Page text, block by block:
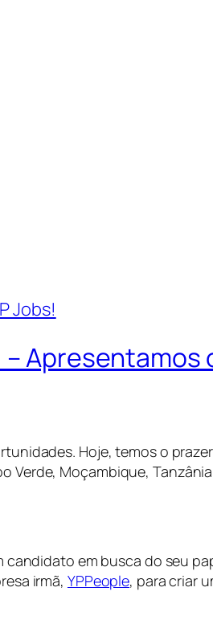
Apresentamos
Hoje, temos o
Verde, Moçambique,
em busca do seu
irmã, YPPeople, para criar